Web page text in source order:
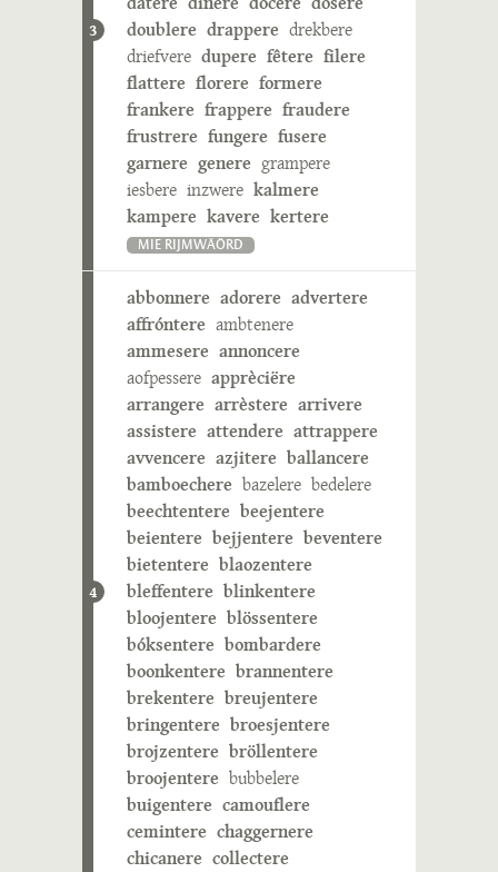
3
doublere drappere drekbere
driefvere dupere fêtere filere
flattere florere formere
frankere frappere fraudere
frustrere fungere fusere
garnere genere grampere
iesbere inzwere kalmere
kampere kavere kertere
MIE RIJMWÄÖRD
4
abbonnere adorere advertere
affróntere ambtenere
ammesere annoncere
aofpessere apprèciëre
arrangere arrèstere arrivere
assistere attendere attrappere
avvencere azjitere ballancere
bamboechere bazelere bedelere
beechtentere beejentere
beientere bejjentere beventere
bietentere blaozentere
bleffentere blinkentere
bloojentere blössentere
bóksentere bombardere
boonkentere brannentere
brekentere breujentere
bringentere broesjentere
brojzentere bröllentere
broojentere bubbelere
buigentere camouflere
cemintere chaggernere
chicanere collectere